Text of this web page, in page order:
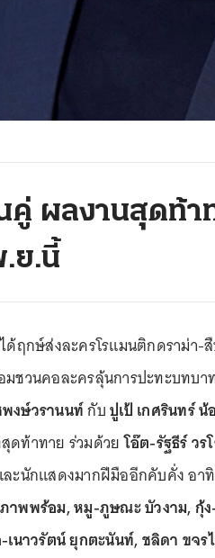
คู่ ผลงานสุดท้า
.ย.นี้
ด้ฤกษ์ส่งละครโรแมนติกดราม่า-สื
ชวนคอละครลุ้นการปะทะบทบา
งษ์วรานนท์กับปูเป้ เกศรินทร์ น้
ดท้าทาย ร่วมด้วยโอ๊ต-รัฐธีร์ วร
ะนักแสดงมากฝีมืออีกคับคั่ง อาทิ
าพพร้อม, หมู-ภูษณะ บัวงาม, กุ้
นาวรัตน์ ยุกตะนันท์, ชลิดา ขจร